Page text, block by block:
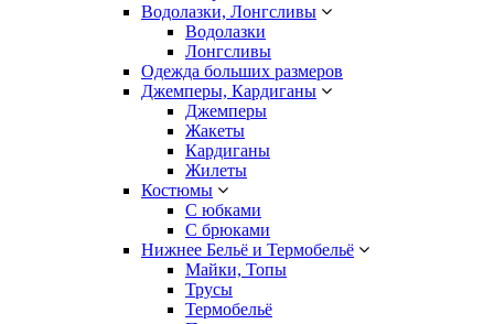
Водолазки, Лонгсливы
Водолазки
Лонгсливы
Одежда больших размеров
Джемперы, Кардиганы
Джемперы
Жакеты
Кардиганы
Жилеты
Костюмы
С юбками
С брюками
Нижнее Бельё и Термобельё
Майки, Топы
Трусы
Термобельё